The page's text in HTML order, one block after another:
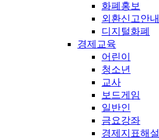
화폐홍보
외환신고안내
디지털화폐
경제교육
어린이
청소년
교사
보드게임
일반인
금요강좌
경제지표해설